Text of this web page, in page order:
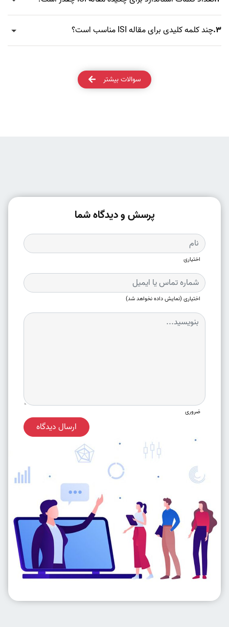
3.چند کلمه کلیدی برای مقاله ISI مناسب است؟
سوالات بیشتر
پرسش و دیدگاه شما
اختیاری
اختیاری (نمایش داده نخواهد شد)
ضروری
ارسال دیدگاه